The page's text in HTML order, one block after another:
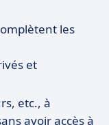
les
et
etc., à
avoir accès à